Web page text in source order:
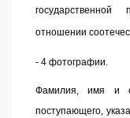
отношении
- 4 фотографии.
Фамилия, имя и
поступающего,